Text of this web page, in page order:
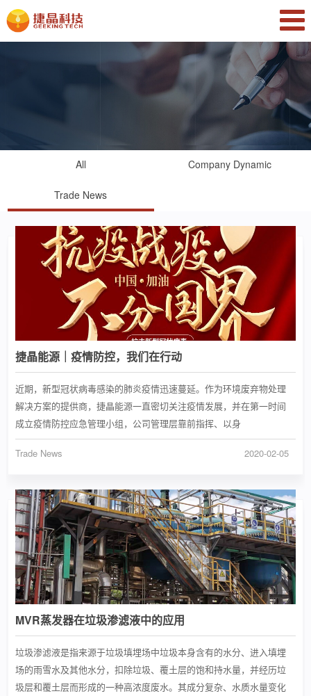
All Company Dynamic
Trade News
捷晶能源｜疫情防控，我们在行动
近期，新型冠状病毒感染的肺炎疫情迅速蔓延。作为环境废弃物处理
解决方案的提供商，捷晶能源一直密切关注疫情发展，并在第一时间
成立疫情防控应急管理小组，公司管理层靠前指挥、以身
Trade News 2020-02-05
MVR蒸发器在垃圾渗滤液中的应用
垃圾渗滤液是指来源于垃圾填埋场中垃圾本身含有的水分、进入填埋
场的雨雪水及其他水分，扣除垃圾、覆土层的饱和持水量，并经历垃
圾层和覆土层而形成的一种高浓度废水。其成分复杂、水质水量变化